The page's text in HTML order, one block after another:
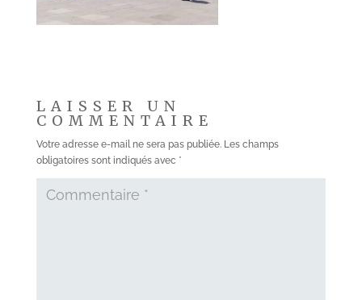
LAISSER UN
COMMENTAIRE
Votre adresse e-mail ne sera pas publiée. Les champs
obligatoires sont indiqués avec *